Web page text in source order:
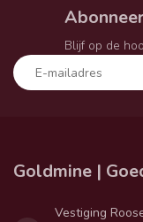
Blijf op de
Goldmine |
Vestiging